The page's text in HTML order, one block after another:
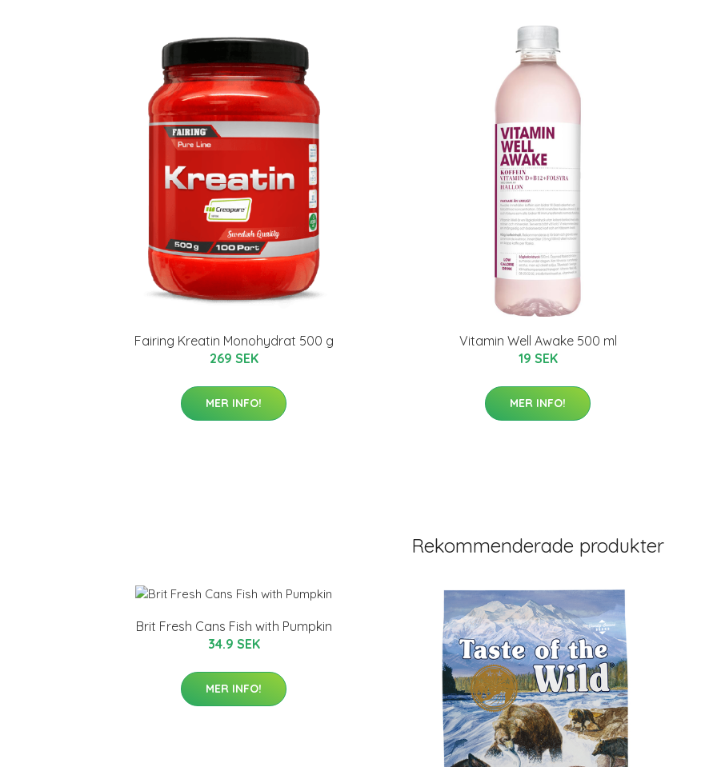
Fairing Kreatin Monohydrat 500 g
269 SEK
MER INFO!
Vitamin Well Awake 500 ml
19 SEK
MER INFO!
Rekommenderade produkter
Brit Fresh Cans Fish with Pumpkin
34.9 SEK
MER INFO!